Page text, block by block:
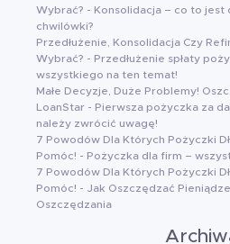
Wybrać? - Konsolidacja – co to jest
chwilówki?
Przedłużenie, Konsolidacja Czy
Wybrać? - Przedłużenie spłaty
wszystkiego na ten temat!
Małe Decyzje, Duże Problemy!
LoanStar - Pierwsza pożyczka za
należy zwrócić uwagę!
7 Powodów Dla Których Pożyczki
Pomóc! - Pożyczka dla firm –
7 Powodów Dla Których Pożyczki
Pomóc! - Jak Oszczędzać
Oszczędzania